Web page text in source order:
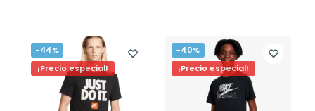
-44%
¡Precio especial!
-40%
¡Precio especial!